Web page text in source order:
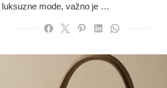
luksuzne mode, važno je …